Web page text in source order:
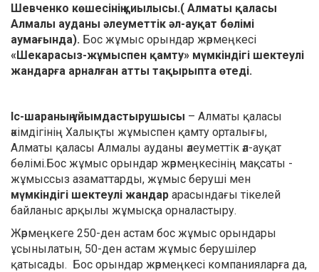
Шевченко көшесінің қиылысы.( Алматы қаласы
Алмалы ауданы әлеуметтік әл-ауқат бөлімі
аумағында). Бос жұмыс орындар жәрмеңкесі
«Шекарасыз-жұмыспен қамту» мүмкіндігі шектеулі
жандарға арналған атты тақырыпта өтеді.
Іс-шараның ұйымдастырушысы – Алматы қаласы
әкімдігінің Халықты жұмыспен қамту орталығы,
Алматы қаласы Алмалы ауданы әлеуметтік әл-ауқат
бөлімі.Бос жұмыс орындар жәрмеңкесінің мақсаты -
жұмыссыз азаматтарды, жұмыс беруші мен
мүмкіндігі шектеулі жандар арасындағы тікелей
байланыс арқылы жұмысқа орналастыру.
Жәрмеңкеге 250-ден астам бос жұмыс орындары
ұсынылатын, 50-ден астам жұмыс берушілер
қатысады. Бос орындар жәрмеңкесі компанияларға да,